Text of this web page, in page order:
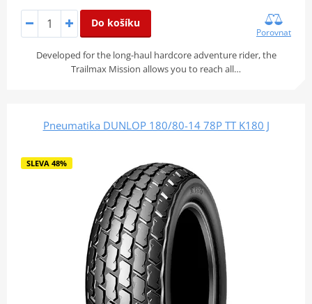
Do košíku
Porovnat
Developed for the long-haul hardcore adventure rider, the
Trailmax Mission allows you to reach all…
Pneumatika DUNLOP 180/80-14 78P TT K180 J
SLEVA 48%